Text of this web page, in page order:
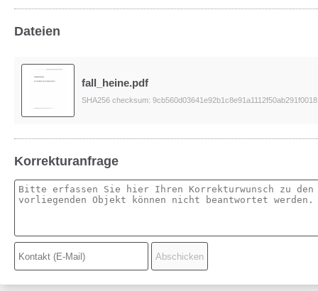
Dateien
fall_heine.pdf
SHA256 checksum:
Korrekturanfrage